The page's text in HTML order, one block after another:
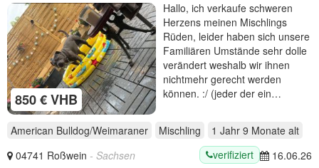
850 € VHB
Hallo, ich verkaufe schweren
Herzens meinen Mischlings
Rüden, leider haben sich unsere
Familiären Umstände sehr dolle
verändert weshalb wir ihnen
nichtmehr gerecht werden
können. :/ (jeder der ein…
American Bulldog/Weimaraner Mischling 1 Jahr 9 Monate alt
04741 Roßwein - Sachsen verifiziert 16.06.26